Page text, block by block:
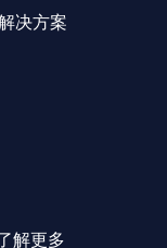
决方案
解更多